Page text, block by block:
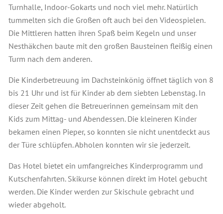
Turnhalle, Indoor-Gokarts und noch viel mehr. Natürlich
tummelten sich die Großen oft auch bei den Videospielen.
Die Mittleren hatten ihren Spaß beim Kegeln und unser
Nesthäkchen baute mit den großen Bausteinen fleißig einen
Turm nach dem anderen.
Die Kinderbetreuung im Dachsteinkönig öffnet täglich von 8
bis 21 Uhr und ist für Kinder ab dem siebten Lebenstag. In
dieser Zeit gehen die Betreuerinnen gemeinsam mit den
Kids zum Mittag- und Abendessen. Die kleineren Kinder
bekamen einen Pieper, so konnten sie nicht unentdeckt aus
der Türe schlüpfen. Abholen konnten wir sie jederzeit.
Das Hotel bietet ein umfangreiches Kinderprogramm und
Kutschenfahrten. Skikurse können direkt im Hotel gebucht
werden. Die Kinder werden zur Skischule gebracht und
wieder abgeholt.